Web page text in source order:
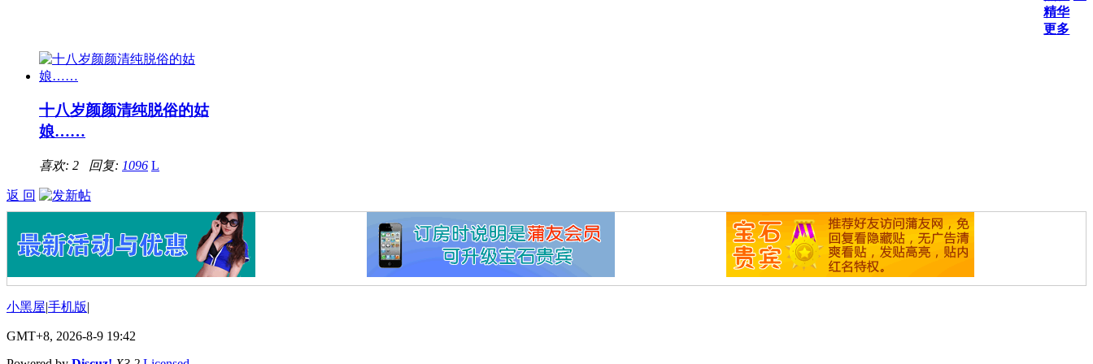
精华
更多
十八岁颜颜清纯脱俗的姑
娘……
喜欢: 2 回复: 1096 L
返 回
小黑屋|手机版|
GMT+8, 2026-8-9 19:42